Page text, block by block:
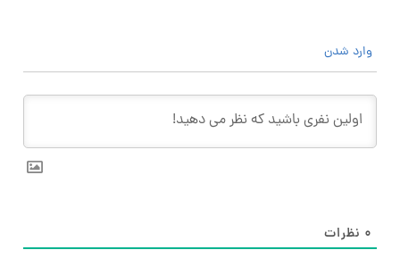
وارد شدن
۰ نظرات